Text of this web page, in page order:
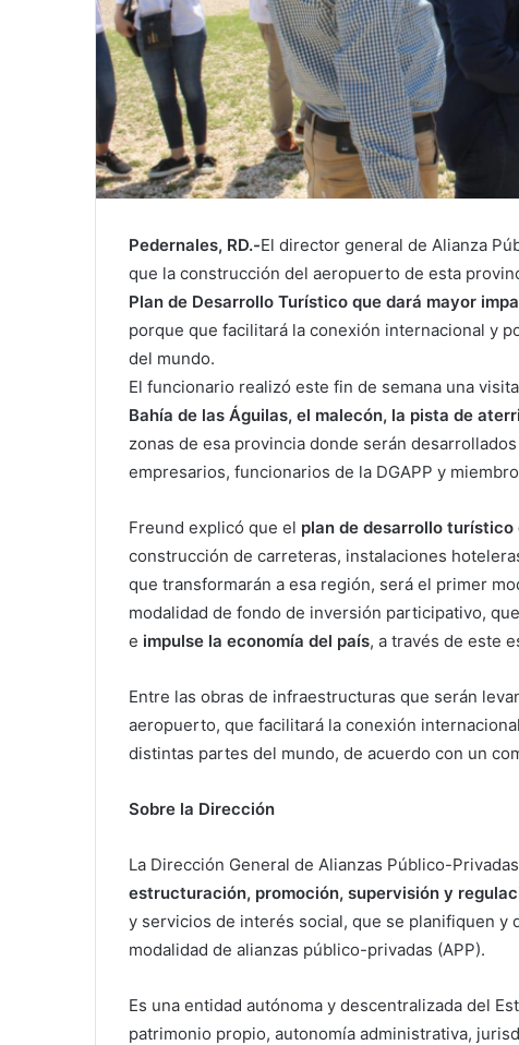
Pedernales, RD.-El director general de Alianza
que la construcción del aeropuerto de esta
Plan de Desarrollo Turístico que dará mayor
porque que facilitará la conexión internacional y
del mundo.
El funcionario realizó este fin de semana una
Bahía de las Águilas, el malecón, la pista de
zonas de esa provincia donde serán
empresarios, funcionarios de la DGAPP y
Freund explicó que el plan de desarrollo turístico
construcción de carreteras, instalaciones
que transformarán a esa región, será el primer
modalidad de fondo de inversión participativo,
e impulse la economía del país, a través de este
Entre las obras de infraestructuras que serán
aeropuerto, que facilitará la conexión
distintas partes del mundo, de acuerdo con un
Sobre la Dirección
La Dirección General de Alianzas Público-
estructuración, promoción, supervisión y
y servicios de interés social, que se planifiquen y
modalidad de alianzas público-privadas (APP).
Es una entidad autónoma y descentralizada del
patrimonio propio, autonomía administrativa,